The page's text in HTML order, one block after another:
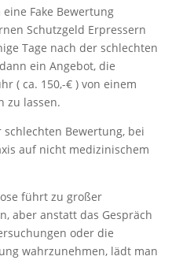
Fake Bewertung
Schutzgeld Erpressern
Tage nach der schlechten
ein Angebot, die
( ca. 150,-€ ) von einem
zu lassen.
Bewertung, bei
auf nicht medizinischem
führt zu großer
aber anstatt das Gespräch
oder die
wahrzunehmen, lädt man